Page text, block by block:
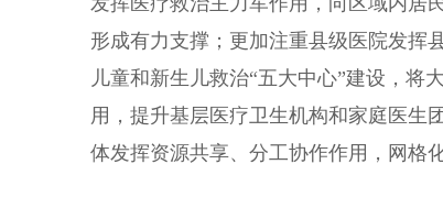
形成有力支撑；更加注重县级医院发挥
儿童和新生儿救治“五大中心”建设，将
用，提升基层医疗卫生机构和家庭医生
体发挥资源共享、分工协作作用，网格